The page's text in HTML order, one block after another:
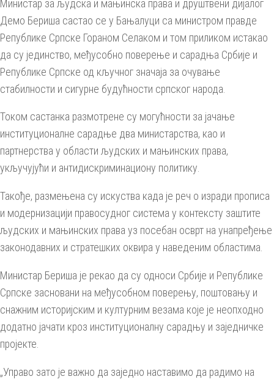
Министар за људска и мањинска права и друштвени дијалог
Демо Бериша састао се у Бањалуци са министром правде
Републике Српске Гораном Селаком и том приликом истакао
да су јединство, међусобно поверење и сарадња Србије и
Републике Српске од кључног значаја за очување
стабилности и сигурне будућности српског народа.
Током састанка размотрене су могућности за јачање
институционалне сарадње два министарства, као и
партнерства у области људских и мањинских права,
укључујући и антидискриминациону политику.
Такође, размењена су искуства када је реч о изради прописа
и модернизацији правосудног система у контексту заштите
људских и мањинских права уз посебан осврт на унапређење
законодавних и стратешких оквира у наведеним областима.
Министар Бериша је рекао да су односи Србије и Републике
Српске засновани на међусобном поверењу, поштовању и
снажним историјским и културним везама које је неопходно
додатно јачати кроз институционалну сарадњу и заједничке
пројекте.
„Управо зато је важно да заједно наставимо да радимо на